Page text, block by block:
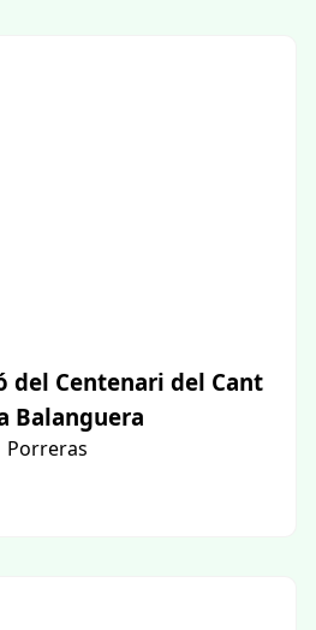
del Centenari del Cant
Balanguera
Porreras